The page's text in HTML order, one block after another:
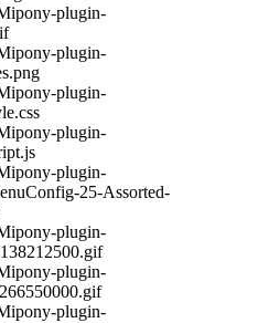
plugin-
plugin-
plugin-
plugin-
plugin-
25-Assorted-
plugin-
plugin-
plugin-